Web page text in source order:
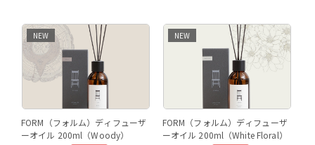
NEW
FORM（フォルム）ディフューザ
ーオイル 200ml（Woody）
NEW
FORM（フォルム）ディフューザ
ーオイル 200ml（White Floral）